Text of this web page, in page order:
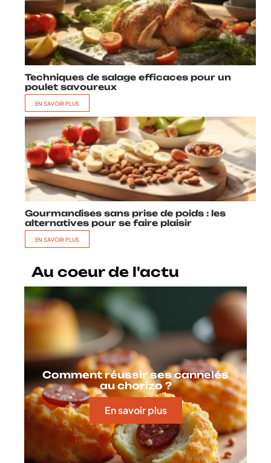
Techniques de salage efficaces pour un
poulet savoureux
EN SAVOIR PLUS
Gourmandises sans prise de poids : les
alternatives pour se faire plaisir
EN SAVOIR PLUS
Au coeur de l'actu
Comment réussir ses cannelés
au chorizo ?
En savoir plus